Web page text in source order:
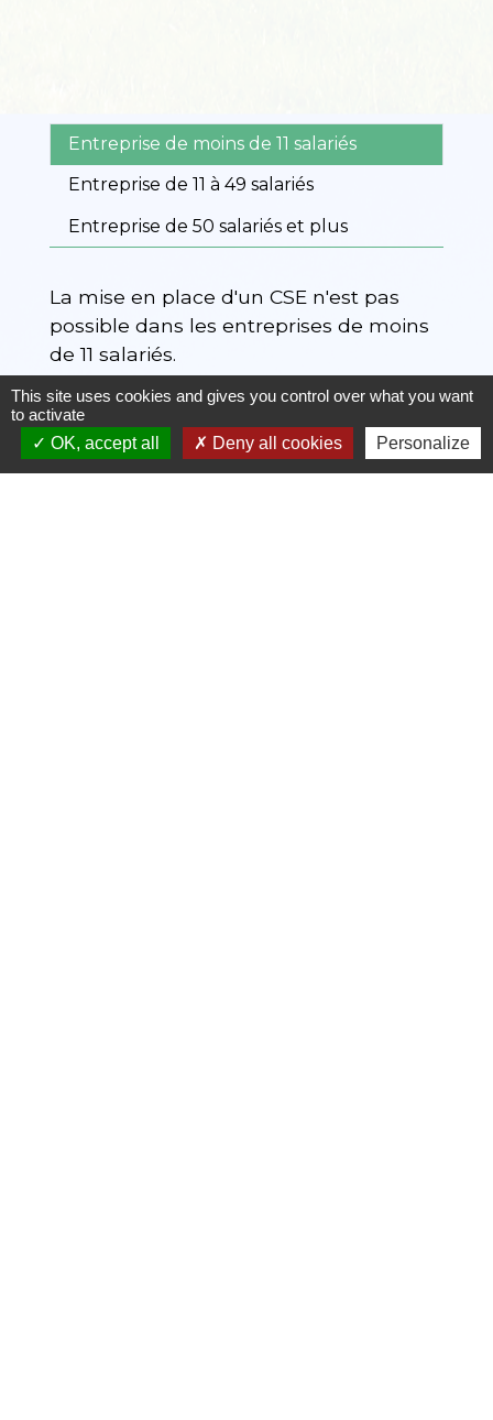
Entreprise de moins de 11 salariés
Entreprise de 11 à 49 salariés
Entreprise de 50 salariés et plus
La mise en place d'un CSE n'est pas
possible dans les entreprises de moins
de 11 salariés.
Sa mise en placedevient obligatoiresi
l'effectif d'au moins 11 salariés est atteint
pendant 12 mois consécutifs.
This site uses cookies and gives you control over what you want
to activate
OK, accept all
Deny all cookies Personalize